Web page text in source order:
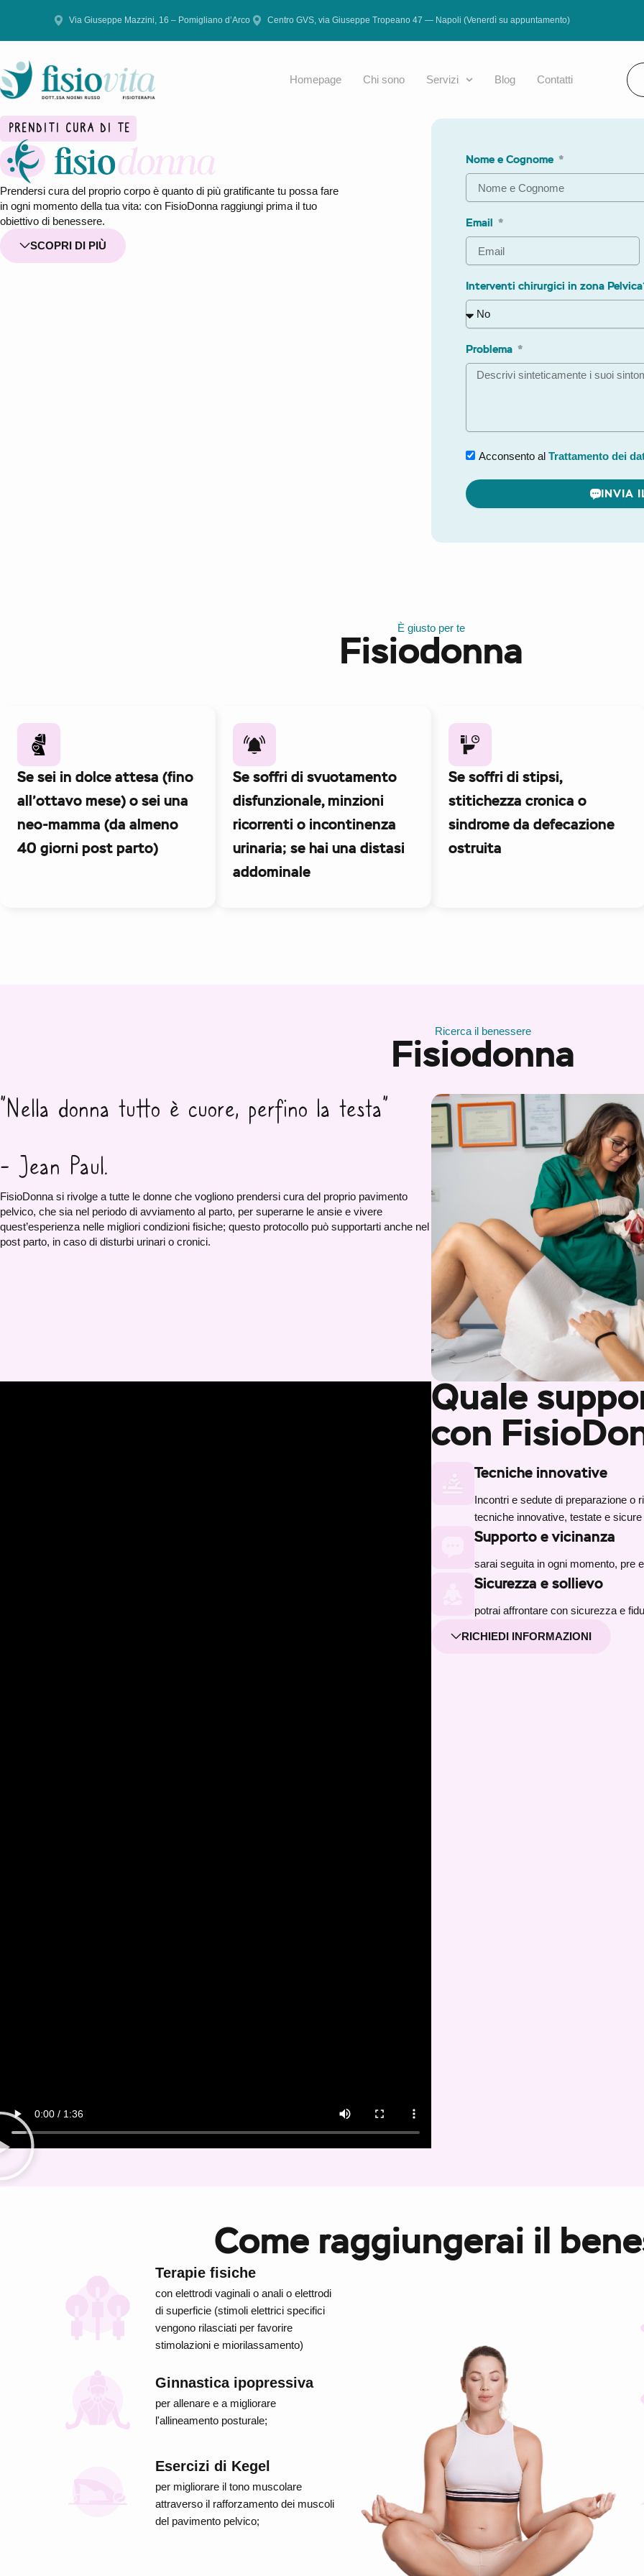
Via Giuseppe Mazzini, 16 – Pomigliano d’Arco Centro GVS, via Giuseppe Tropeano 47 — Napoli (Venerdì su appuntamento)
Homepage Chi sono Servizi Blog Contatti
PRENDITI CURA DI TE
Prendersi cura del proprio corpo è quanto di più gratificante tu possa fare
in ogni momento della tua vita: con FisioDonna raggiungi prima il tuo
obiettivo di benessere.
SCOPRI DI PIÙ
Nome e Cognome
Email
Interventi chirurgici in zona
Problema
Acconsento al Trattamento dei
INVIA
t
i
:
È giusto per te
Fisiodonna
Se sei in dolce attesa (fino
all’ottavo mese) o sei una
neo-mamma (da almeno
40 giorni post parto)
Se soffri di svuotamento
disfunzionale, minzioni
ricorrenti o incontinenza
urinaria; se hai una distasi
addominale
Se soffri di stipsi,
stitichezza cronica o
sindrome da defecazione
ostruita
Ricerca il benessere
Fisiodonna
”Nella donna tutto è cuore, perfino la testa”
- Jean Paul.
FisioDonna si rivolge a tutte le donne che vogliono prendersi cura del proprio pavimento
pelvico, che sia nel periodo di avviamento al parto, per superarne le ansie e vivere
quest’esperienza nelle migliori condizioni fisiche; questo protocollo può supportarti anche nel
post parto, in caso di disturbi urinari o cronici.
Quale
con
Tecniche innovative
Incontri e sedute di preparazione o
tecniche innovative, testate e sicure
Supporto e vicinanza
sarai seguita in ogni momento, pre
Sicurezza e sollievo
potrai affrontare con sicurezza e
RICHIEDI INFORMAZIONI
Come raggiungerai il
Terapie fisiche
con elettrodi vaginali o anali o elettrodi
di superficie (stimoli elettrici specifici
vengono rilasciati per favorire
stimolazioni e miorilassamento)
Ginnastica ipopressiva
per allenare e a migliorare
l'allineamento posturale;
Esercizi di Kegel
per migliorare il tono muscolare
attraverso il rafforzamento dei muscoli
del pavimento pelvico;